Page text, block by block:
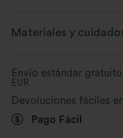
Cintura plana
Elástico en 4 direcciones
Materiales y
Envío estándar
EUR
Devoluciones fáciles
Pago Fácil